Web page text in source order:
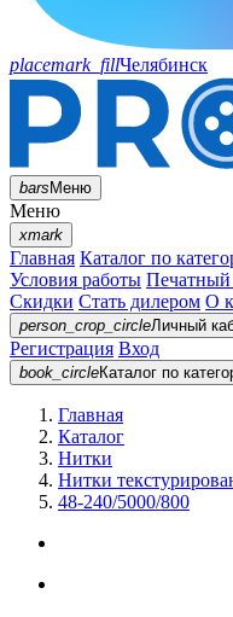
placemark_fillЧелябинск
barsМеню
Меню
xmark
Главная Каталог по
Условия работы Печатный
Скидки Стать дилером О
person_crop_circleЛичный
Регистрация Вход
book_circleКаталог по
Главная
Каталог
Нитки
Нитки
48-240/5000/800